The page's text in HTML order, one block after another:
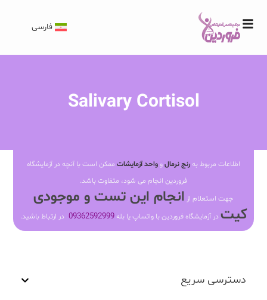
فارسی
Salivary Cortisol
اطلاعات مربوط بهرنج نرمالو واحد آزمایشات ممکن است با آنچه در آزمایشگاه
فروردین انجام می شود، متفاوت باشد.
جهت استعلام از انجام این تست و موجودی
کیت در آزمایشگاه فروردین با واتساپ یا بله09362592999 در ارتباط باشید.
دسترسی سریع